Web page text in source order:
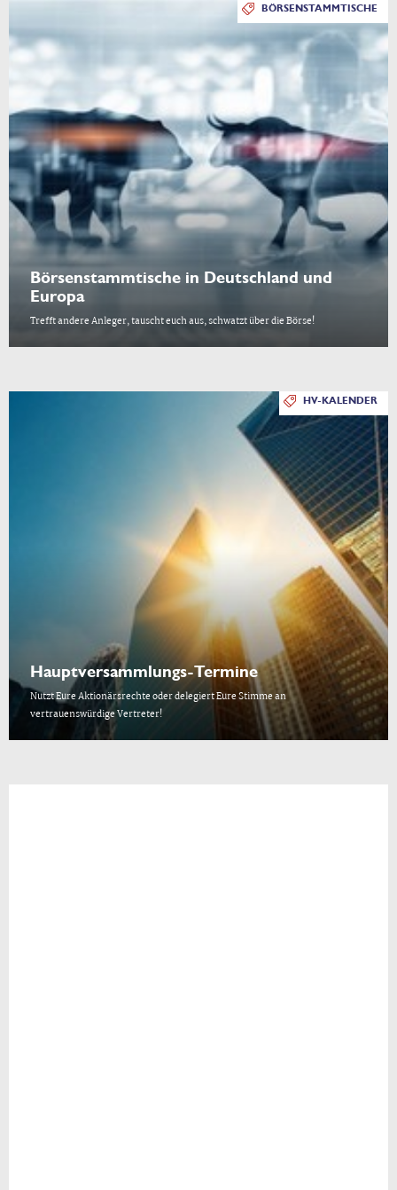
BÖRSENSTAMMTISCHE
Börsenstammtische in Deutschland und
Europa
Trefft andere Anleger, tauscht euch aus, schwatzt über die Börse!
HV-KALENDER
Hauptversammlungs-Termine
Nutzt Eure Aktionärsrechte oder delegiert Eure Stimme an
vertrauenswürdige Vertreter!